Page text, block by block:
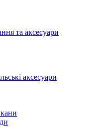
та аксесуари
аксесуари